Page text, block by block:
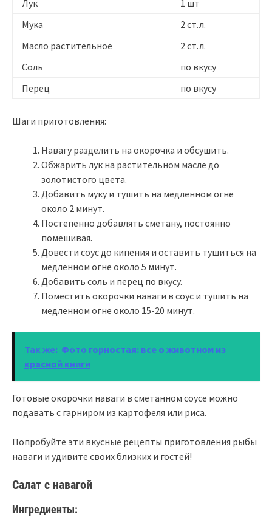
Лук
1 шт
Мука
2 ст.л.
Масло растительное
2 ст.л.
Соль
по вкусу
Перец
по вкусу
Шаги приготовления:
Навагу разделить на окорочка и обсушить.
Обжарить лук на растительном масле до
золотистого цвета.
Добавить муку и тушить на медленном огне
около 2 минут.
Постепенно добавлять сметану, постоянно
помешивая.
Довести соус до кипения и оставить тушиться на
медленном огне около 5 минут.
Добавить соль и перец по вкусу.
Поместить окорочки наваги в соус и тушить на
медленном огне около 15-20 минут.
Так же: Фото горностая: все о животном из
красной книги
Готовые окорочки наваги в сметанном соусе можно
подавать с гарниром из картофеля или риса.
Попробуйте эти вкусные рецепты приготовления рыбы
наваги и удивите своих близких и гостей!
Салат с навагой
Ингредиенты: